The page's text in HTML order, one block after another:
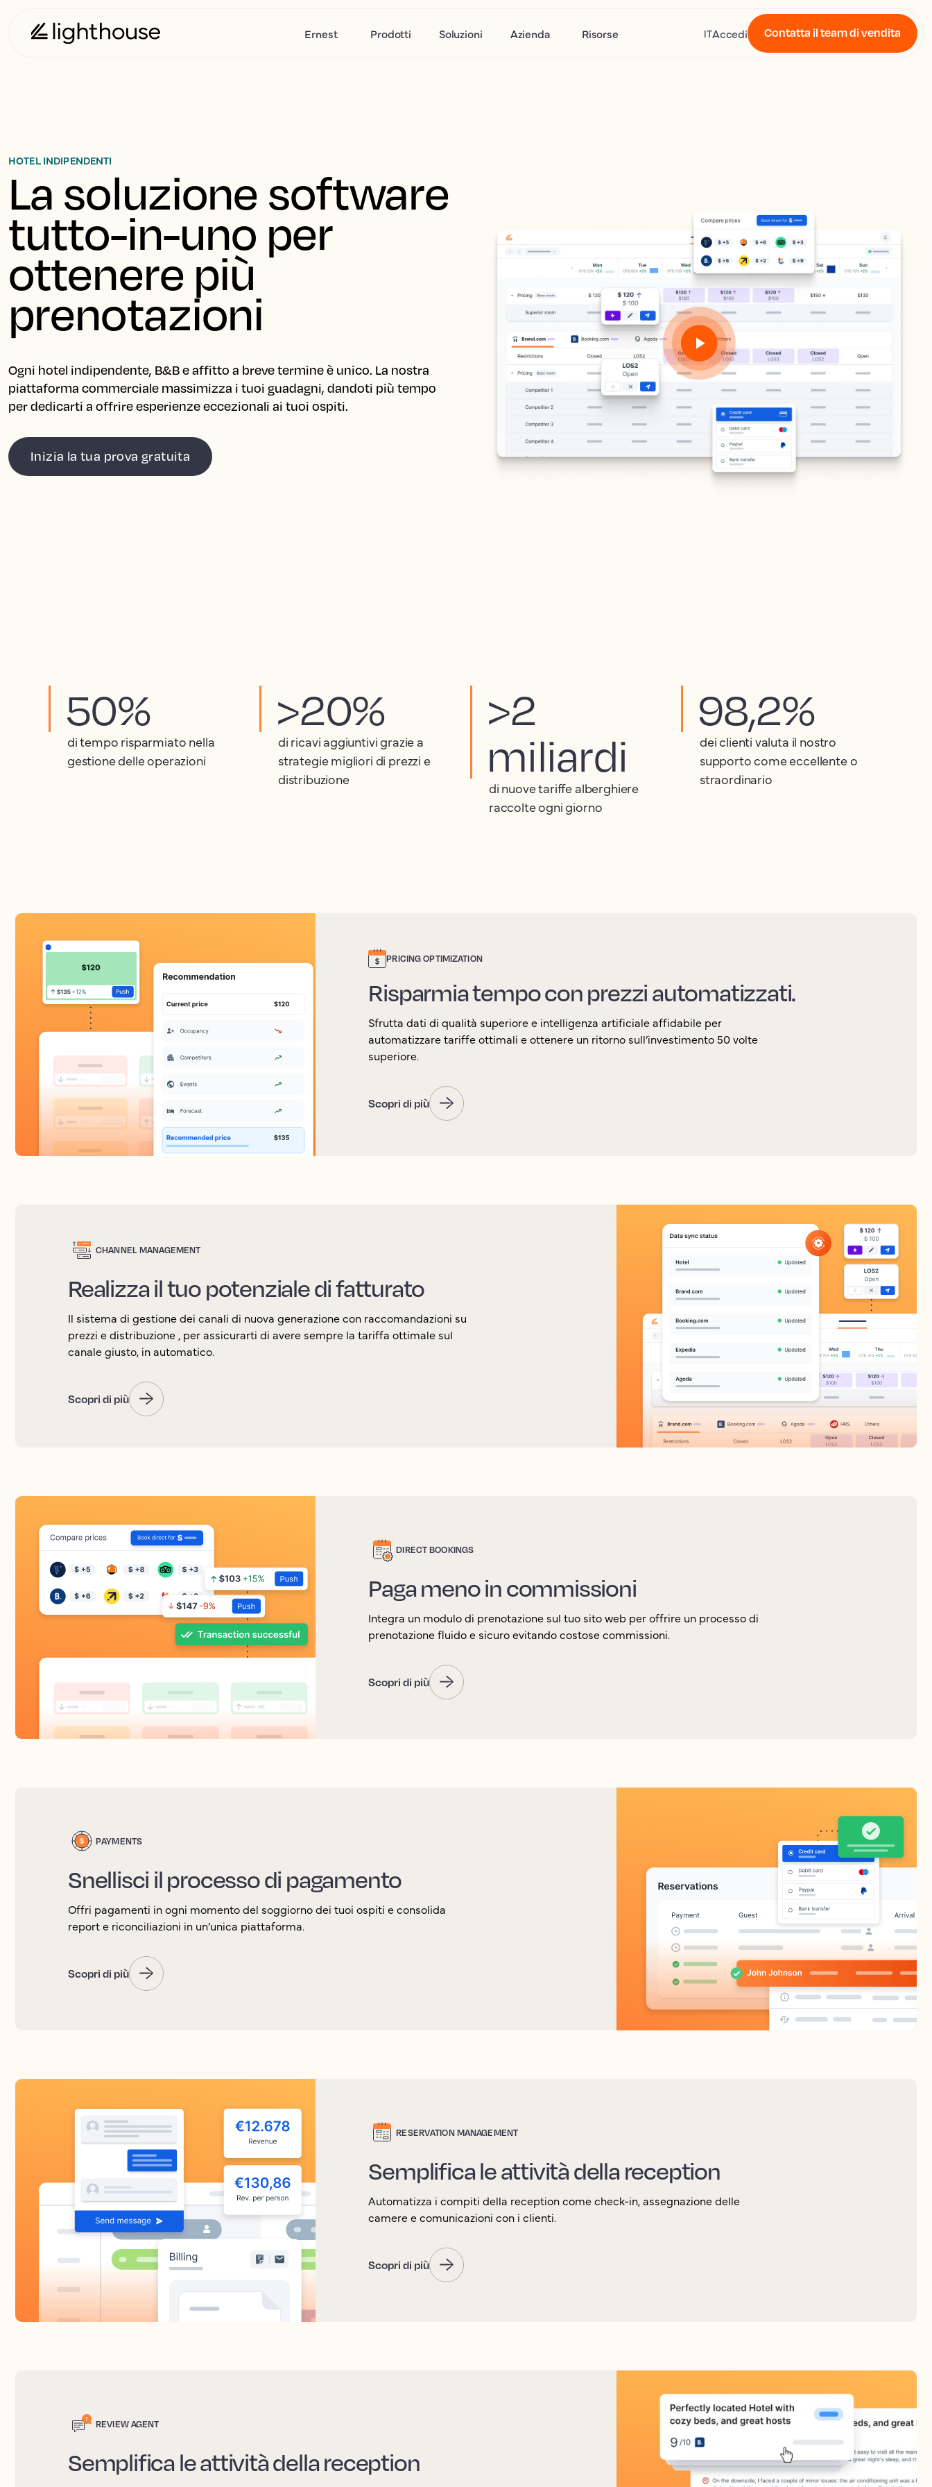
Ernest Prodotti Soluzioni Azienda Risorse ITAccedi Contatta il team di vendita
HOTEL INDIPENDENTI
La soluzione software
tutto-in-uno per
ottenere più
prenotazioni
Ogni hotel indipendente, B&B e affitto a breve termine è unico. La nostra
piattaforma commerciale massimizza i tuoi guadagni, dandoti più tempo
per dedicarti a offrire esperienze eccezionali ai tuoi ospiti.
Inizia la tua prova gratuita
50%
di tempo risparmiato nella
gestione delle operazioni
>20%
di ricavi aggiuntivi grazie a
strategie migliori di prezzi e
distribuzione
>2
miliardi
di nuove tariffe alberghiere
raccolte ogni giorno
98,2%
dei clienti valuta il nostro
supporto come eccellente o
straordinario
PRICING OPTIMIZATION
Risparmia tempo con prezzi automatizzati.
Sfrutta dati di qualità superiore e intelligenza artificiale affidabile per
automatizzare tariffe ottimali e ottenere un ritorno sull’investimento 50 volte
superiore.
Scopri di più
CHANNEL MANAGEMENT
Realizza il tuo potenziale di fatturato
Il sistema di gestione dei canali di nuova generazione con raccomandazioni su
prezzi e distribuzione , per assicurarti di avere sempre la tariffa ottimale sul
canale giusto, in automatico.
Scopri di più
DIRECT BOOKINGS
Paga meno in commissioni
Integra un modulo di prenotazione sul tuo sito web per offrire un processo di
prenotazione fluido e sicuro evitando costose commissioni.
Scopri di più
PAYMENTS
Snellisci il processo di pagamento
Offri pagamenti in ogni momento del soggiorno dei tuoi ospiti e consolida
report e riconciliazioni in un’unica piattaforma.
Scopri di più
RESERVATION MANAGEMENT
Semplifica le attività della reception
Automatizza i compiti della reception come check-in, assegnazione delle
camere e comunicazioni con i clienti.
Scopri di più
REVIEW AGENT
Semplifica le attività della reception